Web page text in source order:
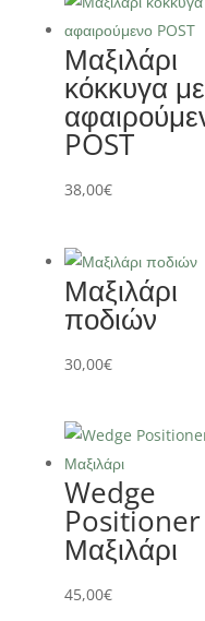
Μαξιλάρι
κόκκυγα με
POST
38,00€
Μαξιλάρι
ποδιών
30,00€
Wedge
Positioner
Μαξιλάρι
45,00€